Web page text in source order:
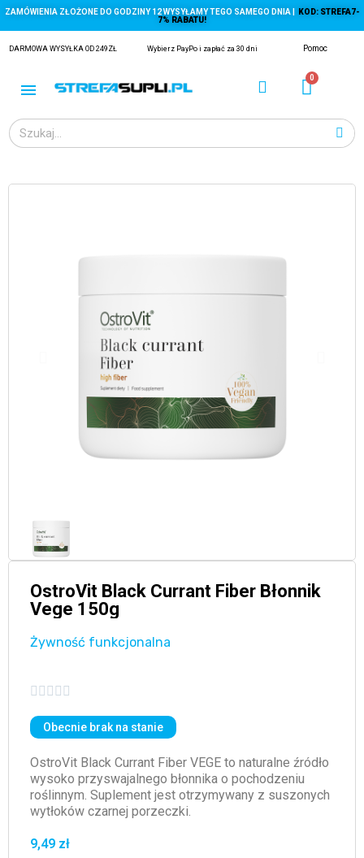
ZAMÓWIENIA ZŁOŻONE DO GODZINY 12 WYSYŁAMY TEGO SAMEGO DNIA |
KOD: STREFA7-
7% RABATU!
DARMOWA WYSYŁKA OD 249ZŁ Wybierz PayPo i zapłać za 30 dni Pomoc
OstroVit Black Currant Fiber Błonnik
Vege 150g
Żywność funkcjonalna
    
Obecnie brak na stanie
OstroVit Black Currant Fiber VEGE to naturalne źródło
wysoko przyswajalnego błonnika o pochodzeniu
roślinnym. Suplement jest otrzymywany z suszonych
wytłoków czarnej porzeczki.
9,49 zł